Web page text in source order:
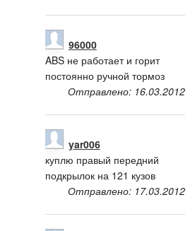
96000
ABS не работает и горит
постоянно ручной тормоз
Отправлено: 16.03.2012
yar006
куплю правый передний
подкрылок на 121 кузов
Отправлено: 17.03.2012